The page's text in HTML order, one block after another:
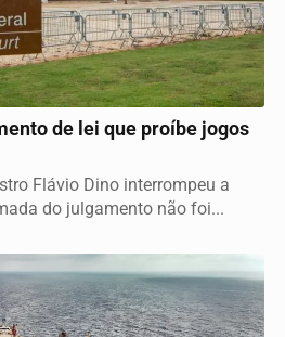
de lei que proíbe jogos
Flávio Dino interrompeu a
do julgamento não foi...